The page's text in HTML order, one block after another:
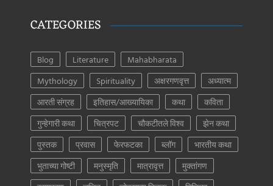
CATEGORIES
Blog Literature
Mahabharata
Mythology
Spirituality अक्षरगणवृत्त
अध्यात्म
आरती संग्रह
इतिहास/आख्यायिका कथा
कविता
गुन्हेगारी कथा
चित्रपट चौकटीतले विश्व
झेन कथा
पुस्तक
प्रवास फेरफटका ब्लॉग
भारतीय कथा
भुताच्या गोष्टी
मनुस्मृति मात्रावृत्त
मुक्तांगण